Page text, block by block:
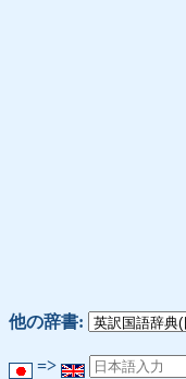
他の辞書:
=>